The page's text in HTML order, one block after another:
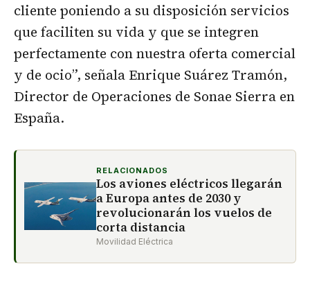
cliente poniendo a su disposición servicios
que faciliten su vida y que se integren
perfectamente con nuestra oferta comercial
y de ocio”, señala Enrique Suárez Tramón,
Director de Operaciones de Sonae Sierra en
España.
RELACIONADOS
Los aviones eléctricos llegarán
a Europa antes de 2030 y
revolucionarán los vuelos de
corta distancia
Movilidad Eléctrica